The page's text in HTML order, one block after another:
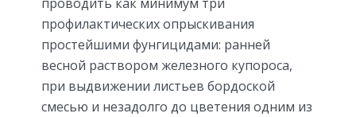
профилактических опрыскивания
простейшими фунгицидами: ранней
весной раствором железного купороса,
при выдвижении листьев бордоской
смесью и незадолго до цветения одним из